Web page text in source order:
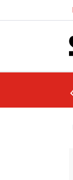
Sezonu Kadın